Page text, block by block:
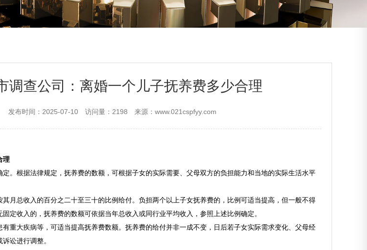
调查公司：离婚一个儿子抚养费多少合理
发布时间：2025-07-10 访问量：2198 来源：www.021cspfyy.com
理
。根据法律规定，抚养费的数额，可根据子女的实际需要、父母双方的负担能力和当地的实际生活水平
月总收入的百分之二十至三十的比例给付。负担两个以上子女抚养费的，比例可适当提高，但一般不得
定收入的，抚养费的数额可依据当年总收入或同行业平均收入，参照上述比例确定。
重大疾病等，可适当提高抚养费数额。抚养费的给付并非一成不变，日后若子女实际需求变化、父母经
讼进行调整。